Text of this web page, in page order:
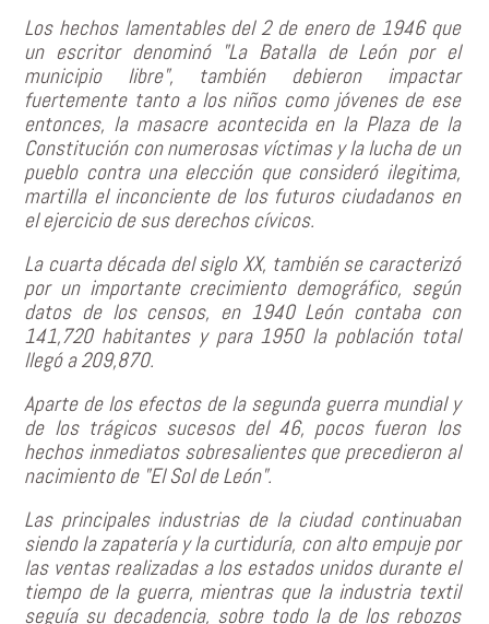
Los hechos lamentables del 2 de enero de 1946 que
un escritor denominó "La Batalla de León por el
municipio libre", también debieron impactar
fuertemente tanto a los niños como jóvenes de ese
entonces, la masacre acontecida en la Plaza de la
Constitución con numerosas víctimas y la lucha de un
pueblo contra una elección que consideró ilegitima,
martilla el inconciente de los futuros ciudadanos en
el ejercicio de sus derechos cívicos.
La cuarta década del siglo XX, también se caracterizó
por un importante crecimiento demográfico, según
datos de los censos, en 1940 León contaba con
141,720 habitantes y para 1950 la población total
llegó a 209,870.
Aparte de los efectos de la segunda guerra mundial y
de los trágicos sucesos del 46, pocos fueron los
hechos inmediatos sobresalientes que precedieron al
nacimiento de "El Sol de León".
Las principales industrias de la ciudad continuaban
siendo la zapatería y la curtiduría, con alto empuje por
las ventas realizadas a los estados unidos durante el
tiempo de la guerra, mientras que la industria textil
seguía su decadencia, sobre todo la de los rebozos